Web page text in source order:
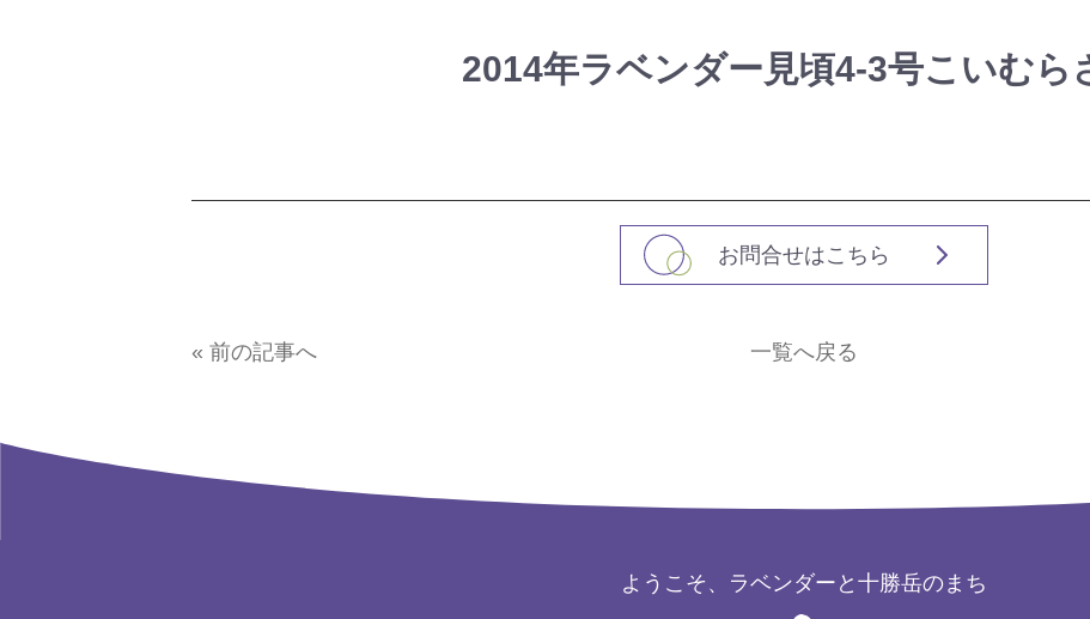
2014年ラベンダー見頃4-3号こいむら
お問合せはこちら
« 前の記事へ 一覧へ戻る
ようこそ、ラベンダーと十勝岳のまち